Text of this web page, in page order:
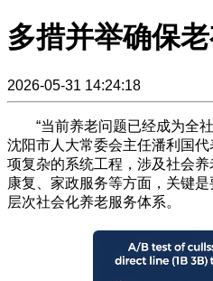
多措并举确保
2026-05-31 14:24:18
“当前养老问题已经成为全
沈阳市人大常委会主任潘利国
项复杂的系统工程，涉及社会
康复、家政服务等方面，关键
层次社会化养老服务体系。